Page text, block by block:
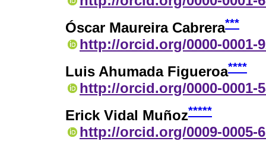
Óscar Maureira Cabrera***
http://orcid.org/0000-0001-
Luis Ahumada Figueroa****
http://orcid.org/0000-0001-
Erick Vidal Muñoz*****
http://orcid.org/0009-0005-